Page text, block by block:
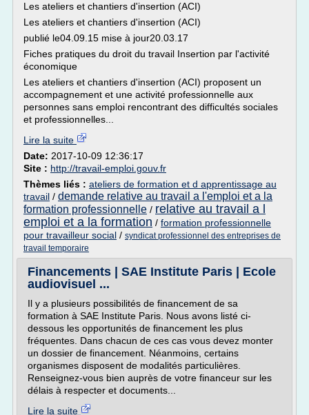
Les ateliers et chantiers d'insertion (ACI)
Les ateliers et chantiers d'insertion (ACI)
publié le04.09.15 mise à jour20.03.17
Fiches pratiques du droit du travail Insertion par l'activité
économique
Les ateliers et chantiers d'insertion (ACI) proposent un
accompagnement et une activité professionnelle aux
personnes sans emploi rencontrant des difficultés sociales
et professionnelles...
Lire la suite
Date: 2017-10-09 12:36:17
Site : http://travail-emploi.gouv.fr
Thèmes liés : ateliers de formation et d apprentissage au
travail / demande relative au travail a l'emploi et a la
formation professionnelle / relative au travail a l
emploi et a la formation / formation professionnelle
pour travailleur social / syndicat professionnel des entreprises de
travail temporaire
Financements | SAE Institute Paris | Ecole
audiovisuel ...
Il y a plusieurs possibilités de financement de sa
formation à SAE Institute Paris. Nous avons listé ci-
dessous les opportunités de financement les plus
fréquentes. Dans chacun de ces cas vous devez monter
un dossier de financement. Néanmoins, certains
organismes disposent de modalités particulières.
Renseignez-vous bien auprès de votre financeur sur les
délais à respecter et documents...
Lire la suite